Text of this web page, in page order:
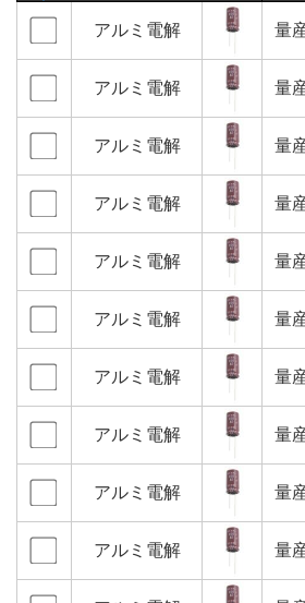
アルミ電解 量
アルミ電解
量
アルミ電解
量
アルミ電解
量
アルミ電解
量
アルミ電解
量
アルミ電解
量
アルミ電解
量
アルミ電解
量
アルミ電解
量